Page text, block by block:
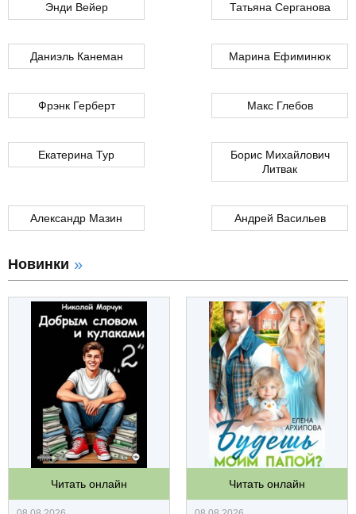
Энди Вейер Татьяна Серганова
Даниэль Канеман Марина Ефиминюк
Фрэнк Герберт Макс Глебов
Екатерина Тур
Борис Михайлович
Литвак
Александр Мазин Андрей Васильев
Новинки
Читать онлайн Читать онлайн